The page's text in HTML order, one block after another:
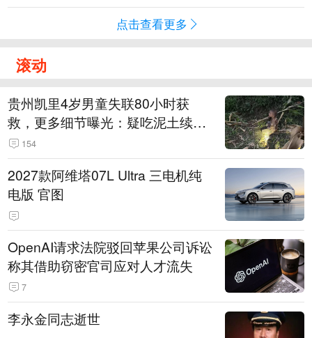
点击查看更多
滚动
贵州凯里4岁男童失联80小时获
救，更多细节曝光：疑吃泥土续
命，搜救至20米附近错过多找3天
154
2027款阿维塔07L Ultra 三电机纯
电版 官图
OpenAI请求法院驳回苹果公司诉讼
称其借助窃密官司应对人才流失
7
李永金同志逝世